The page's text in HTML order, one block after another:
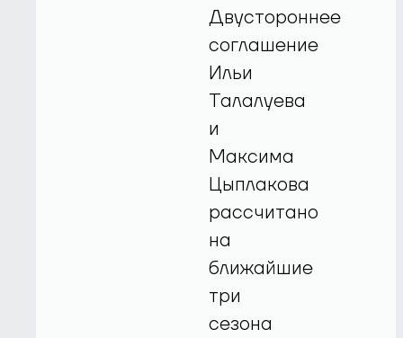
Двустороннее
соглашение
Ильи
Талалуева
и
Максима
Цыплакова
рассчитано
на
ближайшие
три
сезона